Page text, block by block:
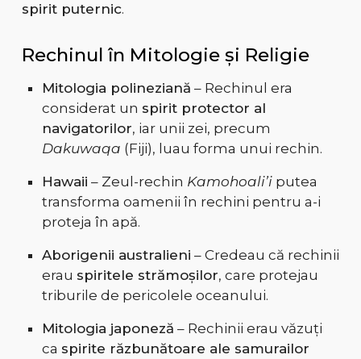
spirit puternic.
Rechinul în Mitologie și Religie
Mitologia polineziană – Rechinul era
considerat un spirit protector al
navigatorilor, iar unii zei, precum
Dakuwaqa (Fiji), luau forma unui rechin.
Hawaii – Zeul-rechin Kamohoali’iputea
transforma oamenii în rechini pentru a-i
proteja în apă.
Aborigenii australieni – Credeau că rechinii
erau spiritele strămoșilor, care protejau
triburile de pericolele oceanului.
Mitologia japoneză – Rechinii erau văzuți
ca spirite răzbunătoare ale samurailor